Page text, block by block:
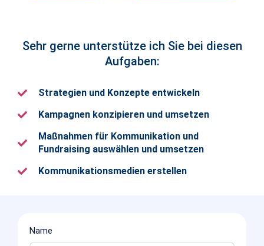
Sehr gerne unterstütze ich Sie bei diesen
Aufgaben:
Strategien und Konzepte entwickeln
Kampagnen konzipieren und umsetzen
Maßnahmen für Kommunikation und
Fundraising auswählen und umsetzen
Kommunikationsmedien erstellen
Name